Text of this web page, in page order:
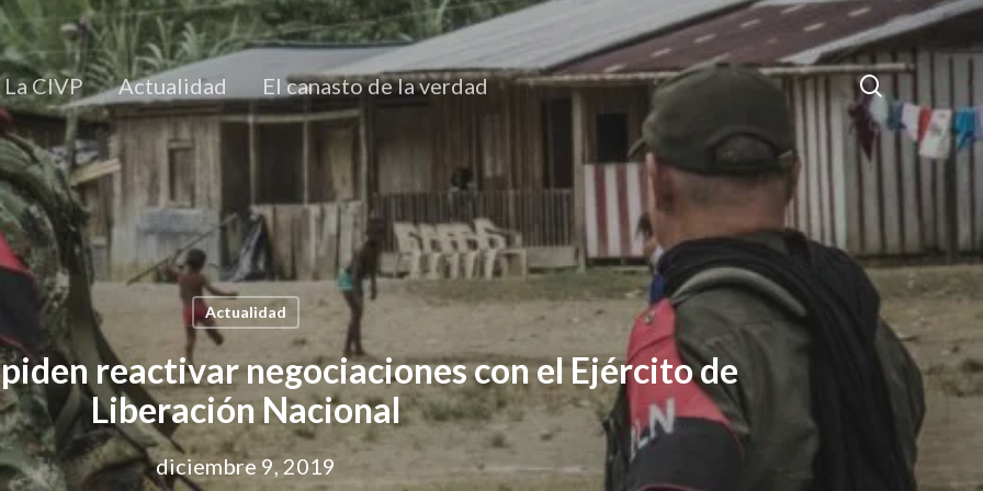
La CIVP Actualidad El canasto de la verdad search
Actualidad
reactivar negociaciones con el Ejército de
Liberación Nacional
diciembre 9, 2019